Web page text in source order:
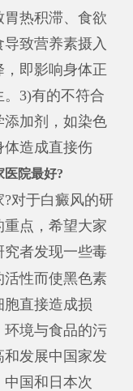
热积滞、食欲
致营养素摄入
即影响身体正
3)有的不符合
添加剂，如染色
体造成直接伤
医院最好?
于白癜风的研
点，希望大家
究者发现一些毒
活性而使黑色素
直接造成损
环境与食品的污
和发展中国家发
国和日本次